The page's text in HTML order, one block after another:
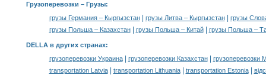
Грузоперевозки – Грузы:
грузы Германия – Кыргызстан| грузы Литва – Кыргызстан|
грузы
грузы Польша – Казахстан| грузы Польша – Китай| грузы Польша –
DELLA в других странах:
грузоперевозки Украина| грузоперевозки Казахстан|
грузоперевозки
transportation Latvia| transportation Lithuania| transportation Estonia|